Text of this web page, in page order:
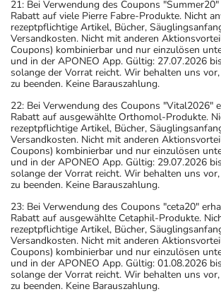
21: Bei Verwendung des Coupons
Rabatt auf viele Pierre Fabre-Produkte. Nicht
rezeptpflichtige Artikel, Bücher,
Versandkosten. Nicht mit anderen
Coupons) kombinierbar und nur einzulösen
und in der APONEO App. Gültig: 27.07.2026
solange der Vorrat reicht. Wir behalten uns
zu beenden. Keine Barauszahlung.
22: Bei Verwendung des Coupons "Vital2026"
Rabatt auf ausgewählte Orthomol-Produkte.
rezeptpflichtige Artikel, Bücher,
Versandkosten. Nicht mit anderen
Coupons) kombinierbar und nur einzulösen
und in der APONEO App. Gültig: 29.07.2026
solange der Vorrat reicht. Wir behalten uns
zu beenden. Keine Barauszahlung.
23: Bei Verwendung des Coupons "ceta20"
Rabatt auf ausgewählte Cetaphil-Produkte.
rezeptpflichtige Artikel, Bücher,
Versandkosten. Nicht mit anderen
Coupons) kombinierbar und nur einzulösen
und in der APONEO App. Gültig: 01.08.2026
solange der Vorrat reicht. Wir behalten uns
zu beenden. Keine Barauszahlung.